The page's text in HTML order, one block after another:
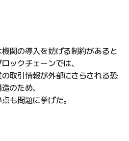
関の導入を妨げる制約があると
ックチェーンでは、
取引情報が外部にさらされる恐
のため、
も問題に挙げた。